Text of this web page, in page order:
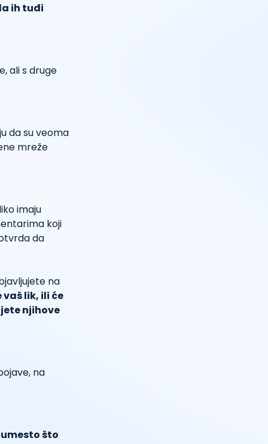
ih tuđi
ali s druge
da su veoma
mreže
imaju
koji
da
na
lik, ili će
njihove
na
što